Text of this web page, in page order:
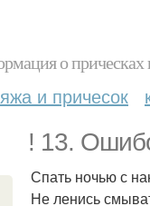
о
и причесок
! 13.
Спать ночью с
Не ленись